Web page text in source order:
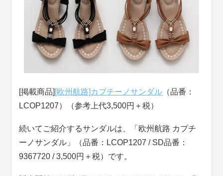
[掲載商品] [欧州航路]カプチーノサンダル （品番：
LCOP1207）（参考上代3,500円＋税）
続いてご紹介するサンダルは、「欧州航路 カプチ
ーノサンダル」（品番：LCOP1207 / SD品番：
9367720 / 3,500円＋税）です。